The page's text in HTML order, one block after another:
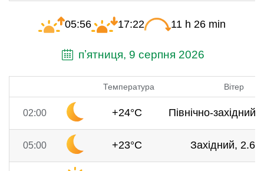
05:56 17:22 11 h 26 min
пʼятниця, 9 серпня 2026
Температура Вітер
02:00 +24°C Північно-
05:00 +23°C Західний, 2.6